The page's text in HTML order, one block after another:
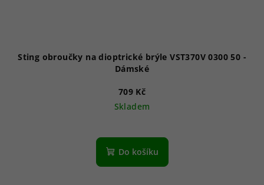
Sting obroučky na dioptrické brýle VST370V 0300 50 -
Dámské
709 Kč
Skladem
Do košíku